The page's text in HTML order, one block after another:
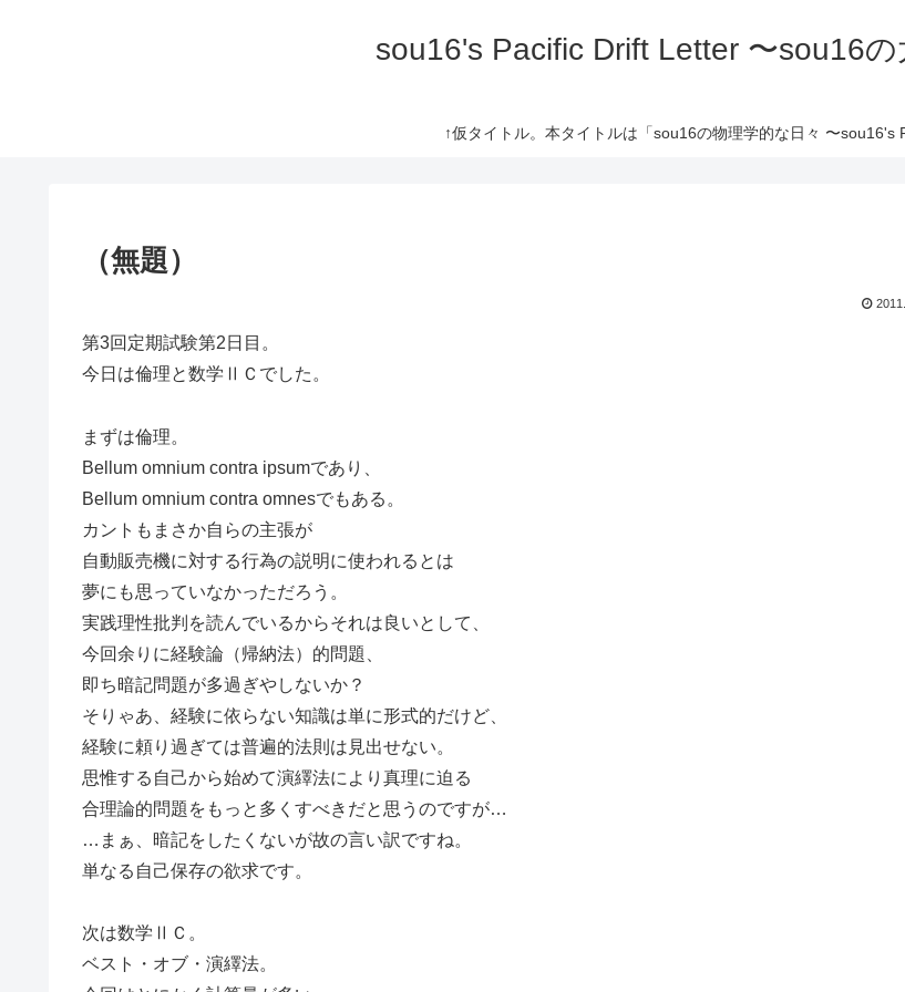
sou16's Pacific Drift Letter 〜sou16
↑仮タイトル。本タイトルは「sou16の物理学的な日々 〜sou16's
（無題）
第3回定期試験第2日目。
今日は倫理と数学ⅡＣでした。
まずは倫理。
Bellum omnium contra ipsumであり、
Bellum omnium contra omnesでもある。
カントもまさか自らの主張が
自動販売機に対する行為の説明に使われるとは
夢にも思っていなかっただろう。
実践理性批判を読んでいるからそれは良いとして、
今回余りに経験論（帰納法）的問題、
即ち暗記問題が多過ぎやしないか？
そりゃあ、経験に依らない知識は単に形式的だけど、
経験に頼り過ぎては普遍的法則は見出せない。
思惟する自己から始めて演繹法により真理に迫る
合理論的問題をもっと多くすべきだと思うのですが…
…まぁ、暗記をしたくないが故の言い訳ですね。
単なる自己保存の欲求です。
次は数学ⅡＣ。
ベスト・オブ・演繹法。